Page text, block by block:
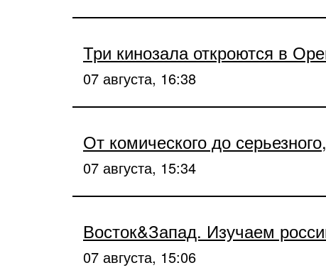
Три кинозала откроются в
07 августа, 16:38
От комического до
07 августа, 15:34
Восток&Запад. Изучаем
07 августа, 15:06